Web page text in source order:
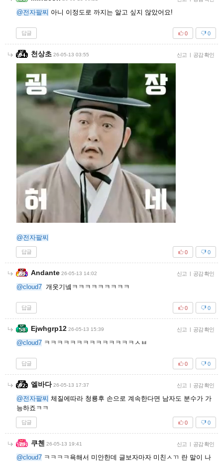
@전자팔찌 아니 이정도로 까지는 알고 싶지 않았어요!
답글 0
0
천상초 26-05-13 03:55 신고 | 공감 확인
@전자팔찌
답글 0
0
Andante 26-05-13 14:02 신고 | 공감 확인
@cloud7 개웃기넼ㅋㅋㅋㅋㅋㅋㅋㅋㅋ
답글 0
0
Ejwhgrp12 26-05-13 15:39 신고 | 공감 확인
@cloud7 ㅋㅋㅋㅋㅋㅋㅋㅋㅋㅋㅋㅋㅋㅋㅅㅂ
답글 0
0
엘바다 26-05-13 17:37 신고 | 공감 확인
@전자팔찌 체질에따라 청룡후 손으로 계속한다면 남자도 분수가 가
능하죠ㅋㅋ
답글 0
0
쿠첸 26-05-13 19:41 신고 | 공감 확인
@cloud7 ㅋㅋㅋㅋ욕해서 미안한데 글보자마자 미친ㅅㄲ 란 말이 나